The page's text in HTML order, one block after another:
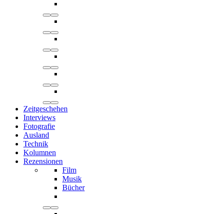
Zeitgeschehen
Interviews
Fotografie
Ausland
Technik
Kolumnen
Rezensionen
Film
Musik
Bücher